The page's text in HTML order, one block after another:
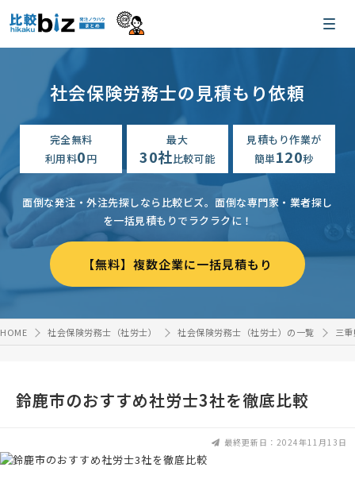
社会保険労務士の見積もり依頼
完全無料
利用料0円
最大
30社比較可能
見積もり作業が
簡単120秒
面倒な発注・外注先探しなら比較ビズ。 面倒な専門家・業者探し
を一括見積もりでラクラクに！
【無料】複数企業に一括見積もり
HOME 社会保険労務士（社労士） 社会保険労務士（社労士）の一覧 三
鈴鹿市のおすすめ社労士3社を徹底比較
最終更新日：2024年11月13日